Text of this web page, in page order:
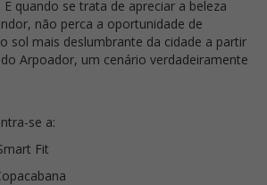
quando se trata de apreciar a beleza
não perca a oportunidade de
sol mais deslumbrante da cidade a partir
Arpoador, um cenário verdadeiramente
se a:
Fit